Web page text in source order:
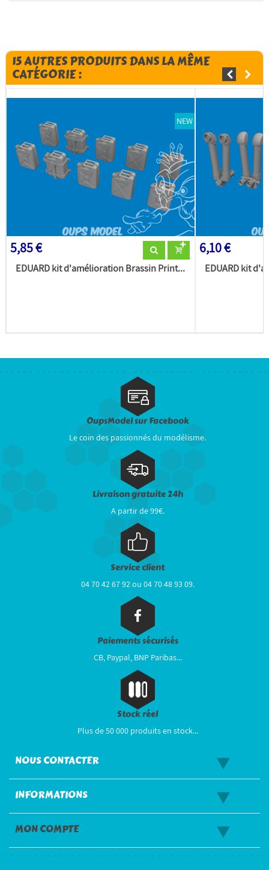
15 AUTRES PRODUITS DANS LA MÊME
CATÉGORIE :
NEW
5,85 €
EDUARD kit d'amélioration Brassin Print...
6,10 €
EDUARD kit
OupsModel sur Facebook
Le coin des passionnés du modélisme.
Livraison gratuite 24h
A partir de 99€.
Service client
04 70 42 67 92 ou 04 70 48 93 09.
Paiements sécurisés
CB, Paypal, BNP Paribas...
Stock réel
Plus de 50 000 produits en stock...
NOUS CONTACTER
INFORMATIONS
MON COMPTE